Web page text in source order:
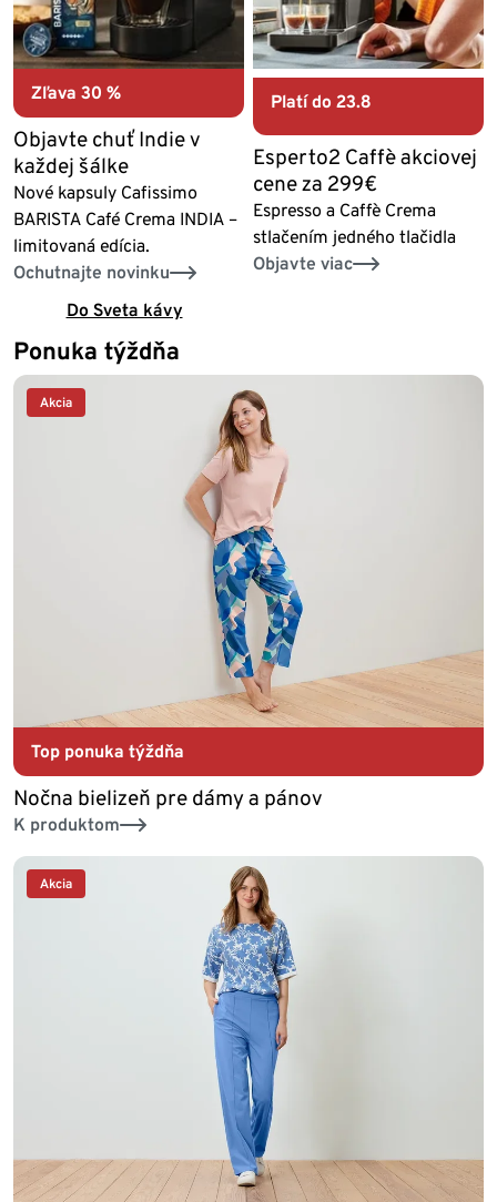
Zľava 30 %
Objavte chuť Indie v
každej šálke
Nové kapsuly Cafissimo
BARISTA Café Crema INDIA –
limitovaná edícia.
Ochutnajte novinku
Platí do 23.8
Esperto2 Caffè akciovej
cene za 299€
Espresso a Caffè Crema
stlačením jedného tlačidla
Objavte viac
Do Sveta kávy
Ponuka týždňa
Akcia
Top ponuka týždňa
Nočna bielizeň pre dámy a pánov
K produktom
Akcia